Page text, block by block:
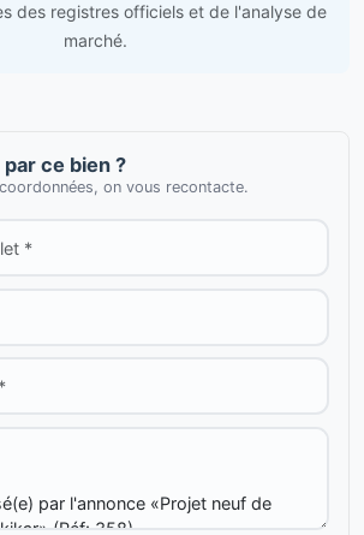
des registres officiels et de l'analyse de
marché.
ce bien ?
on vous recontacte.